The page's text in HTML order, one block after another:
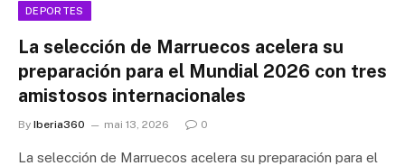
DEPORTES
La selección de Marruecos acelera su
preparación para el Mundial 2026 con tres
amistosos internacionales
By Iberia360 mai 13, 2026 0
La selección de Marruecos acelera su preparación para el